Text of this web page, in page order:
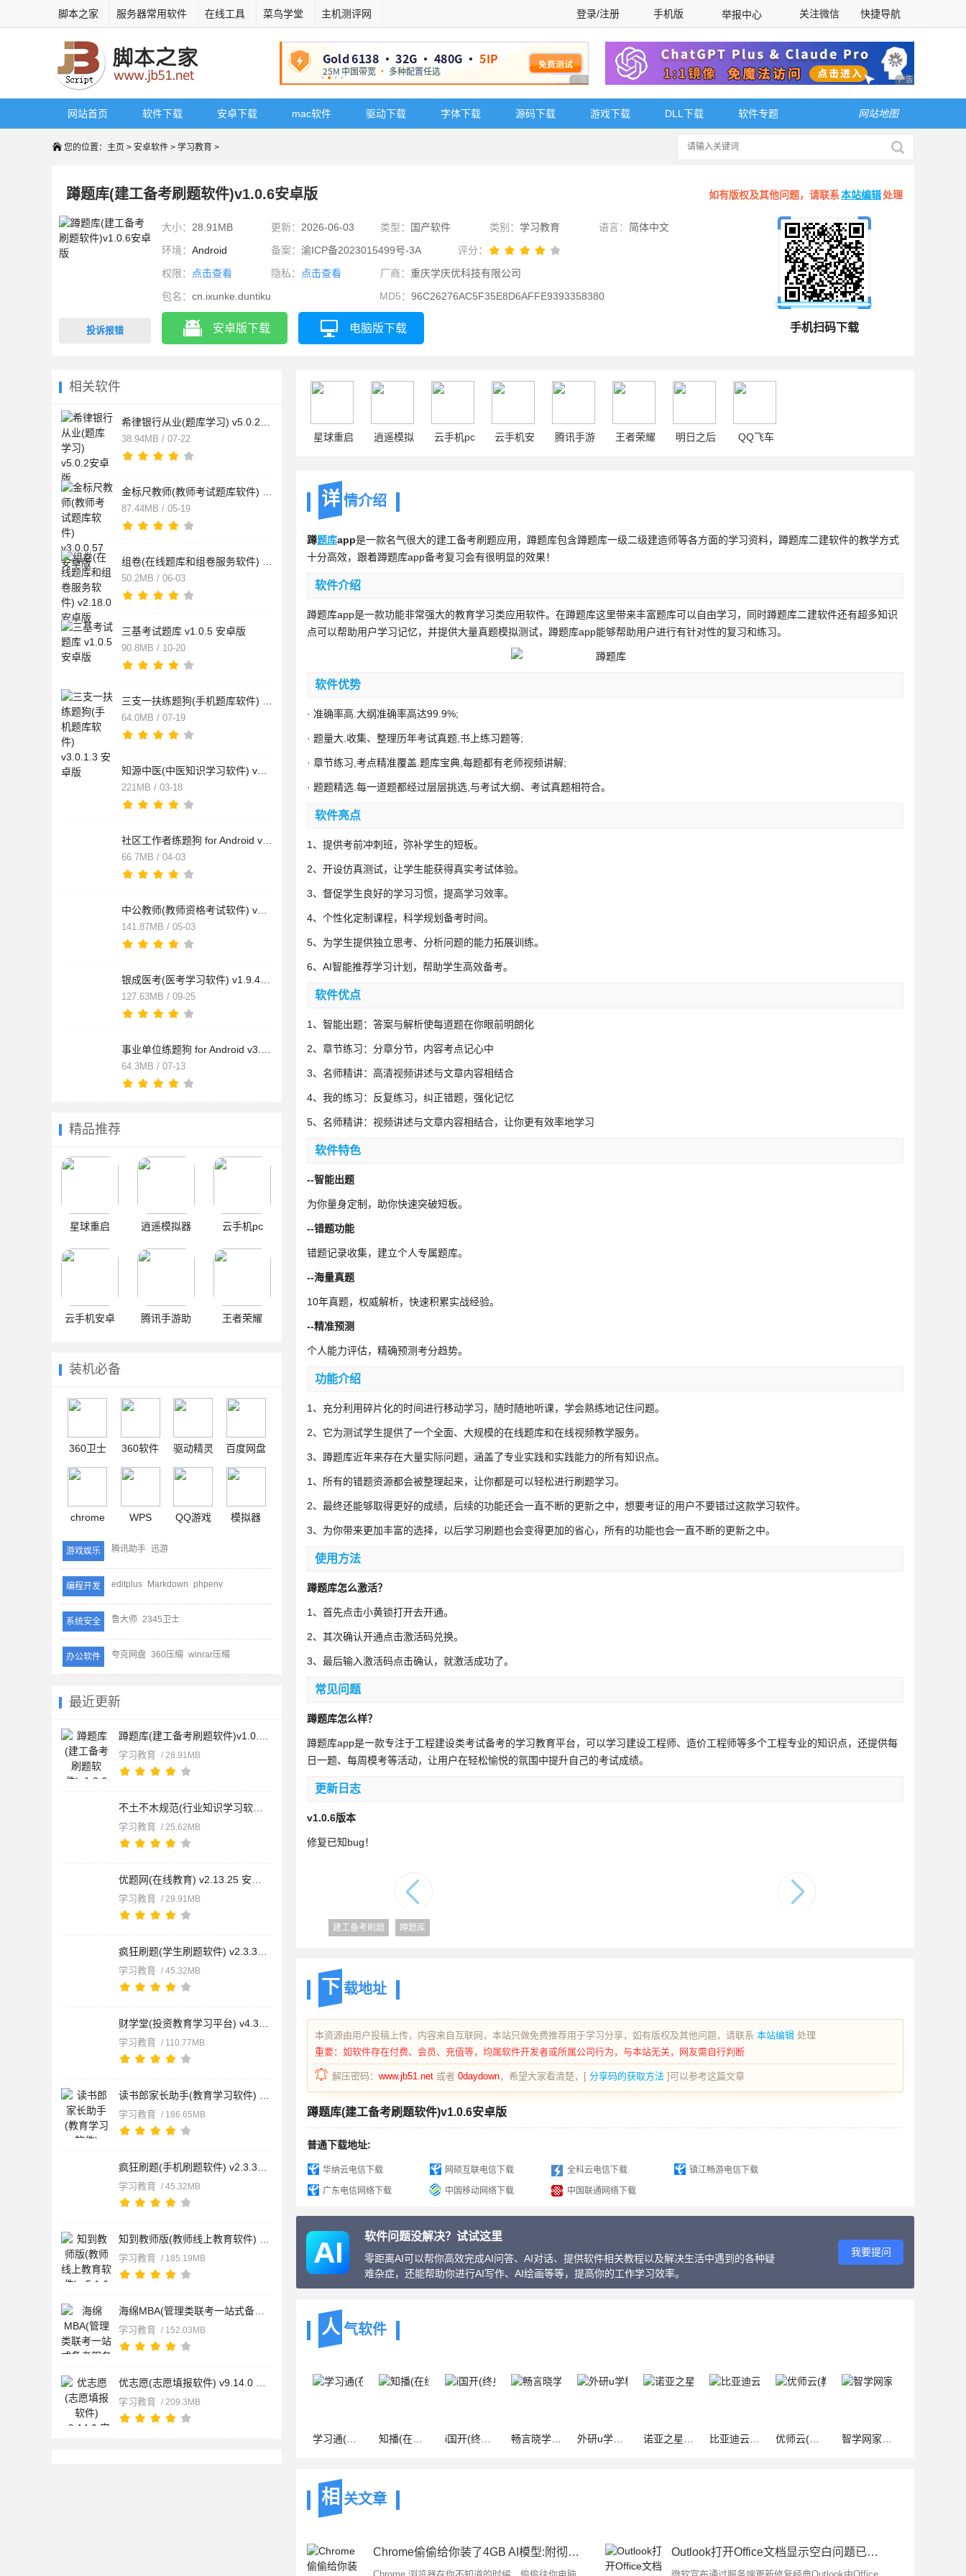
脚本之家 服务器常用软件 在线工具 菜鸟学堂 主机测评网 登录/注册 手机版 举报中心 关注微信 快捷导航
广告 商业广告，理性选择 广告 商业广告，理
网站首页 软件下载 安卓下载 mac软件 驱动下载 字体下载 源码下载 游戏下载 DLL下载 软件专题 网站地图
您的位置： 主页 > 安卓软件 > 学习教育 >
蹲题库(建工备考刷题软件)v1.0.6安卓版 如有版权及其他问题，请联系本站编辑处理
投诉报错
大小： 28.91MB 更新： 2026-06-03 类型： 国产软件 类别： 学习教育 语言： 简体中文
环境： Android 备案： 渝ICP备2023015499号-3A
评分：
权限：
点击查看 隐私： 点击查看 厂商： 重庆学庆优科技有限公司
包名： cn.ixunke.duntiku MD5： 96C26276AC5F35E8D6AFFE9393358380
安卓版下载 电脑版下载 手机扫码下载
相关软件
38.94MB / 07-22
87.44MB / 05-19
50.2MB / 06-03
三基考试题库 v1.0.5 安卓版
90.8MB / 10-20
64.0MB / 07-19
221MB / 03-18
66.7MB / 04-03
141.87MB / 05-03
127.63MB / 09-25
64.3MB / 07-13
精品推荐
星球重启 逍遥模拟器 云手机pc
云手机安卓 腾讯手游助 王者荣耀
装机必备
360卫士 360软件 驱动精灵 百度网盘
chrome WPS QQ游戏 模拟器
游戏娱乐 腾讯助手 迅游
编程开发 editplus Markdown phpenv
系统安全 鲁大师 2345卫士
办公软件 夸克网盘 360压缩 winrar压缩
最近更新
学习教育 / 28.91MB
学习教育 / 25.62MB
学习教育 / 29.91MB
学习教育 / 45.32MB
学习教育 / 110.77MB
学习教育 / 186.65MB
学习教育 / 45.32MB
学习教育 / 185.19MB
学习教育 / 152.03MB
学习教育 / 209.3MB
星球重启
逍遥模拟
云手机pc
云手机安
腾讯手游
王者荣耀 明日之后 QQ飞车
详 情介绍
蹲题库app是一款名气很大的建工备考刷题应用，蹲题库包含蹲题库一级二级建造师等各方面的学习资料，蹲题库二建软件的教学方式
十分高效，跟着蹲题库app备考复习会有很明显的效果！
软件介绍
蹲题库app是一款功能非常强大的教育学习类应用软件。在蹲题库这里带来丰富题库可以自由学习，同时蹲题库二建软件还有超多知识
点可以帮助用户学习记忆，并提供大量真题模拟测试，蹲题库app能够帮助用户进行有针对性的复习和练习。
软件优势
· 准确率高.大纲准确率高达99.9%;
· 题量大.收集、整理历年考试真题,书上练习题等;
· 章节练习,考点精准覆盖.题库宝典,每题都有老师视频讲解;
· 题题精选.每一道题都经过层层挑选,与考试大纲、考试真题相符合。
软件亮点
1、提供考前冲刺班，弥补学生的短板。
2、开设仿真测试，让学生能获得真实考试体验。
3、督促学生良好的学习习惯，提高学习效率。
4、个性化定制课程，科学规划备考时间。
5、为学生提供独立思考、分析问题的能力拓展训练。
6、AI智能推荐学习计划，帮助学生高效备考。
软件优点
1、智能出题：答案与解析使每道题在你眼前明朗化
2、章节练习：分章分节，内容考点记心中
3、名师精讲：高清视频讲述与文章内容相结合
4、我的练习：反复练习，纠正错题，强化记忆
5、名师精讲：视频讲述与文章内容相结合，让你更有效率地学习
软件特色
--智能出题
为你量身定制，助你快速突破短板。
--错题功能
错题记录收集，建立个人专属题库。
--海量真题
10年真题，权威解析，快速积累实战经验。
--精准预测
个人能力评估，精确预测考分趋势。
功能介绍
1、充分利用碎片化的时间进行移动学习，随时随地听课，学会熟练地记住问题。
2、它为测试学生提供了一个全面、大规模的在线题库和在线视频教学服务。
3、蹲题库近年来存在大量实际问题，涵盖了专业实践和实践能力的所有知识点。
1、所有的错题资源都会被整理起来，让你都是可以轻松进行刷题学习。
2、最终还能够取得更好的成绩，后续的功能还会一直不断的更新之中，想要考证的用户不要错过这款学习软件。
3、为你带来更加丰富的选择，以后学习刷题也会变得更加的省心，所有的功能也会一直不断的更新之中。
使用方法
蹲题库怎么激活？
1、首先点击小黄锁打开去开通。
2、其次确认开通点击激活码兑换。
3、最后输入激活码点击确认，就激活成功了。
常见问题
蹲题库怎么样？
蹲题库app是一款专注于工程建设类考试备考的学习教育平台，可以学习建设工程师、造价工程师等多个工程专业的知识点，还提供每
日一题、每周模考等活动，让用户在轻松愉悦的氛围中提升自己的考试成绩。
更新日志
v1.0.6版本
修复已知bug！
建工备考刷题 蹲题库
下 载地址
本资源由用户投稿上传，内容来自互联网，本站只做免费推荐用于学习分享，如有版权及其他问题，请联系 本站编辑 处理
重要：如软件存在付费、会员、充值等，均属软件开发者或所属公司行为，与本站无关，网友需自行判断
解压密码： www.jb51.net 或者 0daydown，希望大家看清楚，[ 分享码的获取方法 ]可以参考这篇文章
蹲题库(建工备考刷题软件)v1.0.6安卓版
普通下载地址:
华纳云电信下载 网硕互联电信下载 全科云电信下载 镇江畅游电信下载
广东电信网络下载 中国移动网络下载 中国联通网络下载
软件问题没解决？试试这里
零距离AI可以帮你高效完成AI问答、AI对话、提供软件相关教程以及解决生活中遇到的各种疑
难杂症，还能帮助你进行AI写作、AI绘画等等，提高你的工作学习效率。
我要提问
人 气软件
学习通(在线教育软件) v6.7.4 安卓版 知播(在线教育辅助工具) v26.04.21 安卓版 i国开(终身教育移动平台) v2.0.6 安卓版 畅言晓学教师(教育学习软件) v4.4.17 安卓版 外研u学校园版(英语学习软件) v5.17.0 安卓手机版 诺亚之星(少儿编程) V1.0.6 安卓版 比亚迪云课堂 v4.2.1 安卓版 优师云(教学学习软件) v2.6.8 安卓版 智学网家长端(在线学习平台) v1.8.2578 安卓版
相 关文章
Chrome偷偷给你装了4GB AI模型:附彻底删除教程 Outlook打开Office文档显示空白问题已修复:附备用方案